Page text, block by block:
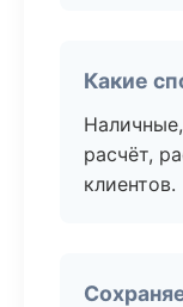
Какие
расчёт,
клиентов.